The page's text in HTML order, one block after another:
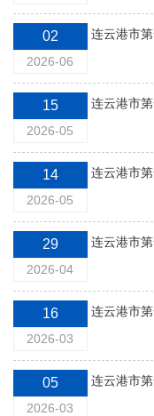
02
2026-06
15
2026-05
14
2026-05
29
2026-04
16
2026-03
05
2026-03